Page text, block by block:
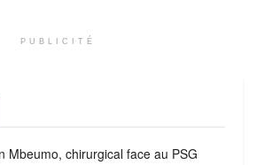
PUBLICITÉ
Mbeumo, chirurgical face au PSG